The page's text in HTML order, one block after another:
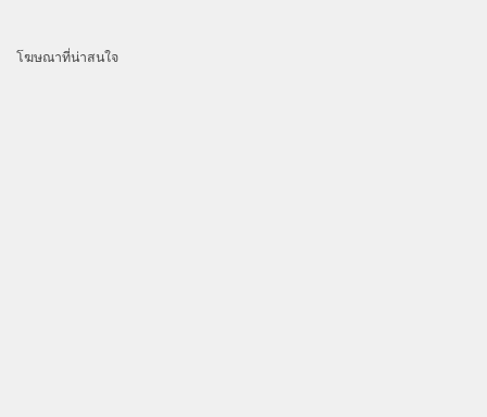
โฆษณาที่น่าสนใจ